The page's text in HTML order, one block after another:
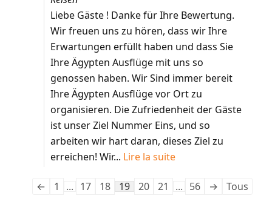
Liebe Gäste ! Danke für Ihre Bewertung.
Wir freuen uns zu hören, dass wir Ihre
Erwartungen erfüllt haben und dass Sie
Ihre Ägypten Ausflüge mit uns so
genossen haben. Wir Sind immer bereit
Ihre Ägypten Ausflüge vor Ort zu
organisieren. Die Zufriedenheit der Gäste
ist unser Ziel Nummer Eins, und so
arbeiten wir hart daran, dieses Ziel zu
erreichen! Wir... Lire la suite
← 1 ... 17 18 19 20 21 ... 56 → Tous